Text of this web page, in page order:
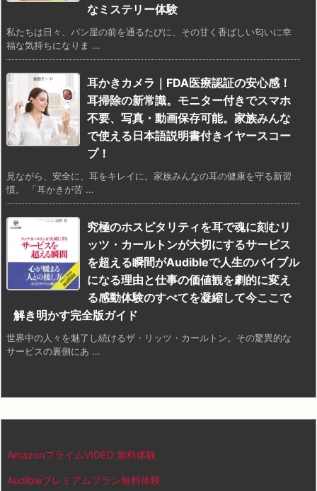
なミステリー体験
私たちは日々、パン屋の前を通るたびに、その甘く香ばしい匂いに幸
福な気持ちになりま ...
耳かきカメラ｜FDA医療認証の安心感！
耳掃除の新常識。モニター付きでスマホ
不要、写真・動画保存可能。家族みんな
で使える日本語説明書付きイヤースコー
プ！
見ながら、安全に、耳をキレイに。家族みんなの耳の健康を守る新習
慣。 「耳かきが苦 ...
究極のホスピタリティを耳で魂に刻むリ
ッツ・カールトンが大切にするサービス
を超える瞬間がAudibleで人生のバイブル
になる理由と仕事の価値観を劇的に変え
る感動体験のすべてを凝縮して今ここで
解き明かす完全版ガイド
世界中の人々を魅了し続けるザ・リッツ・カールトン。その驚異的な
サービスの裏側にあ ...
AmazonプライムVIDEO 無料体験
Audibleプレミアムプラン無料体験